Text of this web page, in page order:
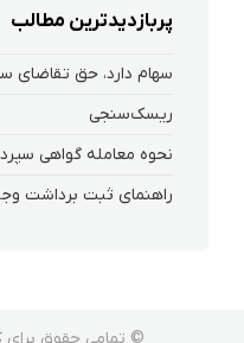
پربازدیدترین مطالب
سهام دارد، حق تقاضای
ریسک‌سنجی
نحوه معامله گواهی
راهنمای ثبت برداشت